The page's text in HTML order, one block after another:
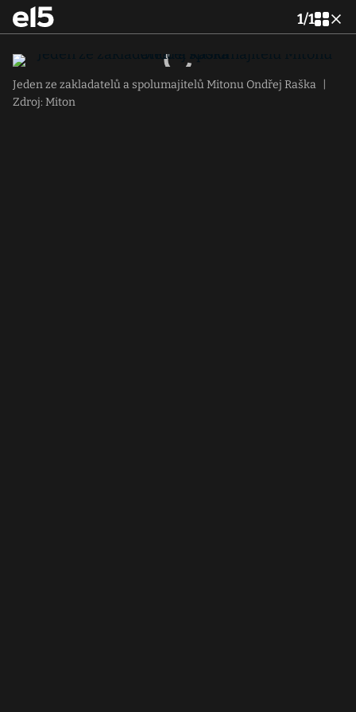
1/1
Jeden ze zakladatelů a spolumajitelů Mitonu Ondřej Raška
Zdroj: Miton